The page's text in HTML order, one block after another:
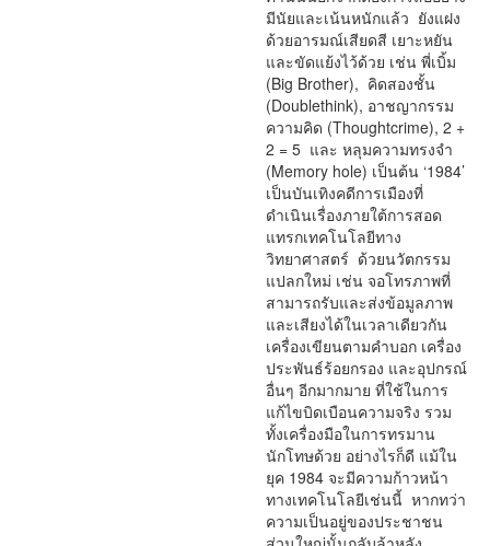
มีนัยและเน้นหนักแล้ว ยังแฝง
ด้วยอารมณ์เสียดสี เยาะหยัน
และขัดแย้งไว้ด้วย เช่น พี่เบิ้ม
(Big Brother), คิดสองชั้น
(Doublethink), อาชญากรรม
ความคิด (Thoughtcrime), 2 +
2 = 5 และ หลุมความทรงจำ
(Memory hole) เป็นต้น ‘1984’
เป็นบันเทิงคดีการเมืองที่
ดำเนินเรื่องภายใต้การสอด
แทรกเทคโนโลยีทาง
วิทยาศาสตร์ ด้วยนวัตกรรม
แปลกใหม่ เช่น จอโทรภาพที่
สามารถรับและส่งข้อมูลภาพ
และเสียงได้ในเวลาเดียวกัน
เครื่องเขียนตามคำบอก เครื่อง
ประพันธ์ร้อยกรอง และอุปกรณ์
อื่นๆ อีกมากมาย ที่ใช้ในการ
แก้ไขบิดเบือนความจริง รวม
ทั้งเครื่องมือในการทรมาน
นักโทษด้วย อย่างไรก็ดี แม้ใน
ยุค 1984 จะมีความก้าวหน้า
ทางเทคโนโลยีเช่นนี้ หากทว่า
ความเป็นอยู่ของประชาชน